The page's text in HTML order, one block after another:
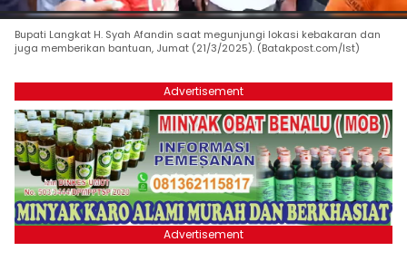
Bupati Langkat H. Syah Afandin saat megunjungi lokasi kebakaran dan
juga memberikan bantuan, Jumat (21/3/2025). (Batakpost.com/Ist)
Advertisement
Advertisement